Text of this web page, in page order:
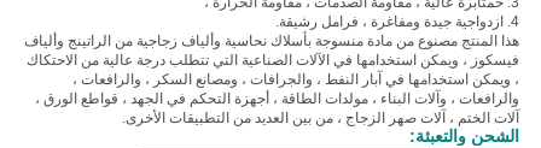
4. ازدواجية جيدة ومفاغرة ، فرامل رشيقة.
هذا المنتج مصنوع من مادة منسوجة بأسلاك نحاسية وألياف زجاجية من الراتينج وألياف
فيسكوز ، ويمكن استخدامها في الآلات الصناعية التي تتطلب درجة عالية من الاحتكاك
، ويمكن استخدامها في آبار النفط ، والجرافات ، ومصانع السكر ، والرافعات ،
والرافعات ، وآلات البناء ، مولدات الطاقة ، أجهزة التحكم في الجهد ، قواطع الورق ،
آلات الختم ، آلات صهر الزجاج ، من بين العديد من التطبيقات الأخرى.
الشحن والتعبئة: